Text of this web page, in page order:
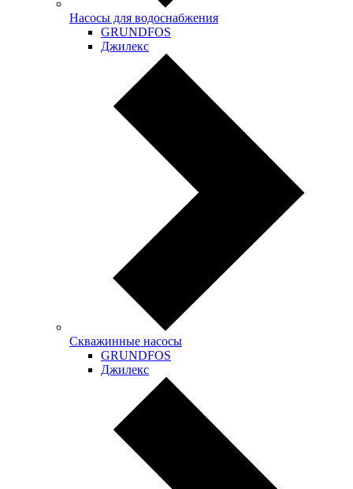
Насосы для водоснабжения
GRUNDFOS
Джилекс
Скважинные насосы
GRUNDFOS
Джилекс